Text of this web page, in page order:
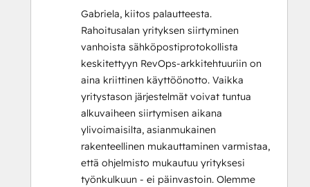
Gabriela, kiitos palautteesta.
Rahoitusalan yrityksen siirtyminen
vanhoista sähköpostiprotokollista
keskitettyyn RevOps-arkkitehtuuriin on
aina kriittinen käyttöönotto. Vaikka
yritystason järjestelmät voivat tuntua
alkuvaiheen siirtymisen aikana
ylivoimaisilta, asianmukainen
rakenteellinen mukauttaminen varmistaa,
että ohjelmisto mukautuu yrityksesi
työnkulkuun - ei päinvastoin. Olemme